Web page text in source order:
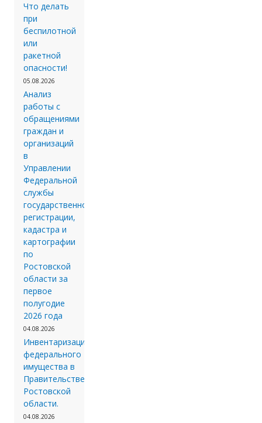
Что делать
при
беспилотной
или
ракетной
опасности!
05.08.2026
Анализ
работы с
обращениями
граждан и
организаций
в
Управлении
Федеральной
службы
государственной
регистрации,
кадастра и
картографии
по
Ростовской
области за
первое
полугодие
2026 года
04.08.2026
Инвентаризации
федерального
имущества в
Правительстве
Ростовской
области.
04.08.2026